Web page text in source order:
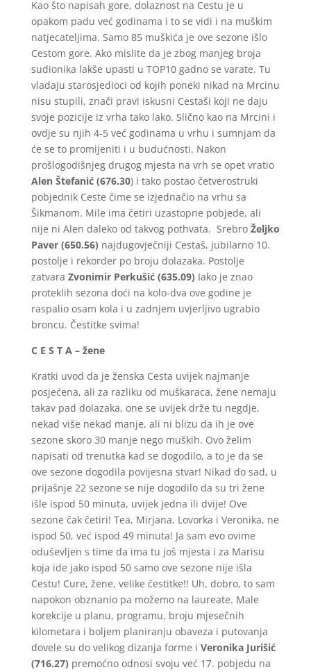
Kao što napisah gore, dolaznost na Cestu je u
opakom padu već godinama i to se vidi i na muškim
natjecateljima. Samo 85 muškića je ove sezone išlo
Cestom gore. Ako mislite da je zbog manjeg broja
sudionika lakše upasti u TOP10 gadno se varate. Tu
vladaju starosjedioci od kojih poneki nikad na Mrcinu
nisu stupili, znači pravi iskusni Cestaši koji ne daju
svoje pozicije iz vrha tako lako. Slično kao na Mrcini i
ovdje su njih 4-5 već godinama u vrhu i sumnjam da
će se to promijeniti i u budućnosti. Nakon
prošlogodišnjeg drugog mjesta na vrh se opet vratio
Alen Štefanić (676.30) i tako postao četverostruki
pobjednik Ceste čime se izjednačio na vrhu sa
Šikmanom. Mile ima četiri uzastopne pobjede, ali
nije ni Alen daleko od takvog pothvata. Srebro Željko
Paver (650.56) najdugovječniji Cestaš, jubilarno 10.
postolje i rekorder po broju dolazaka. Postolje
zatvara Zvonimir Perkušić (635.09) Iako je znao
proteklih sezona doći na kolo-dva ove godine je
raspalio osam kola i u zadnjem uvjerljivo ugrabio
broncu. Čestitke svima!
C E S T A – žene
Kratki uvod da je ženska Cesta uvijek najmanje
posjećena, ali za razliku od muškaraca, žene nemaju
takav pad dolazaka, one se uvijek drže tu negdje,
nekad više nekad manje, ali ni blizu da ih je ove
sezone skoro 30 manje nego muških. Ovo želim
napisati od trenutka kad se dogodilo, a to je da se
ove sezone dogodila povijesna stvar! Nikad do sad, u
prijašnje 22 sezone se nije dogodilo da su tri žene
išle ispod 50 minuta, uvijek jedna ili dvije! Ove
sezone čak četiri! Tea, Mirjana, Lovorka i Veronika, ne
ispod 50, već ispod 49 minuta! Ja sam evo ovime
oduševljen s time da ima tu još mjesta i za Marisu
koja ide jako ispod 50 samo ove sezone nije išla
Cestu! Cure, žene, velike čestitke!! Uh, dobro, to sam
napokon obznanio pa možemo na laureate. Male
korekcije u planu, programu, broju mjesečnih
kilometara i boljem planiranju obaveza i putovanja
dovele su do velikog dizanja forme i Veronika Jurišić
(716.27) premoćno odnosi svoju već 17. pobjedu na